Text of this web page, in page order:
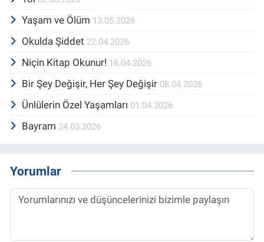
Yaşam ve Ölüm 13.05.2026
Okulda Şiddet 22.04.2026
Niçin Kitap Okunur! 16.04.2026
Bir Şey Değişir, Her Şey Değişir 08.04.2026
Ünlülerin Özel Yaşamları 01.04.2026
Bayram 24.03.2026
Yorumlar